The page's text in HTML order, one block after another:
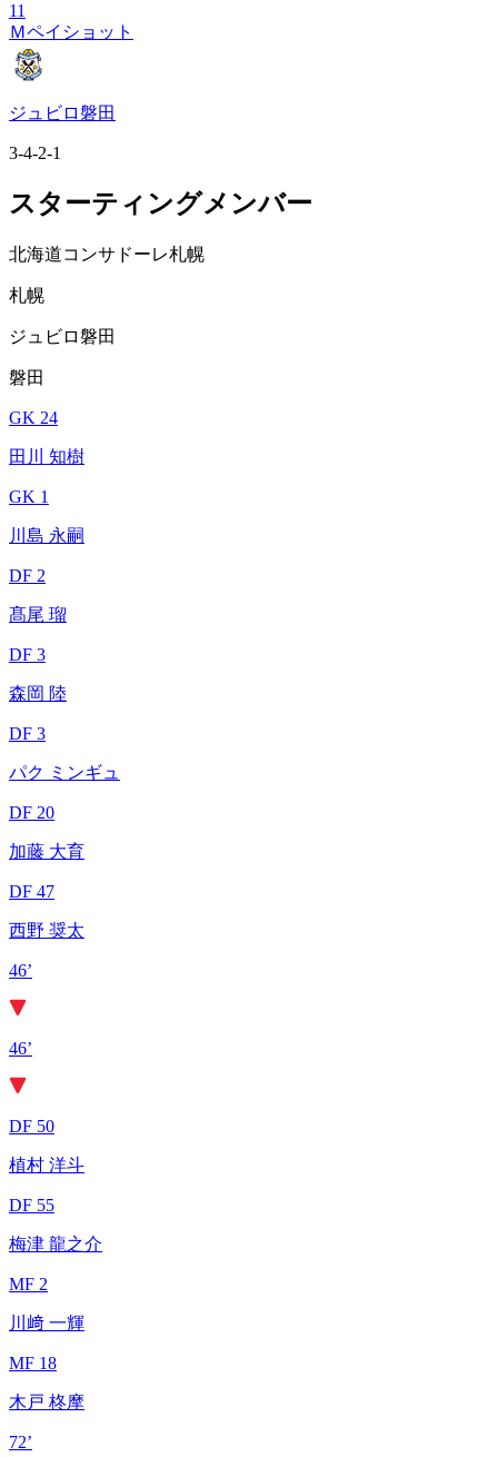
11
Ｍペイショット
ジュビロ磐田
3-4-2-1
スターティングメンバー
北海道コンサドーレ札幌
札幌
ジュビロ磐田
磐田
GK 24
田川 知樹
GK 1
川島 永嗣
DF 2
髙尾 瑠
DF 3
森岡 陸
DF 3
パク ミンギュ
DF 20
加藤 大育
DF 47
西野 奨太
46’
46’
DF 50
植村 洋斗
DF 55
梅津 龍之介
MF 2
川﨑 一輝
MF 18
木戸 柊摩
72’